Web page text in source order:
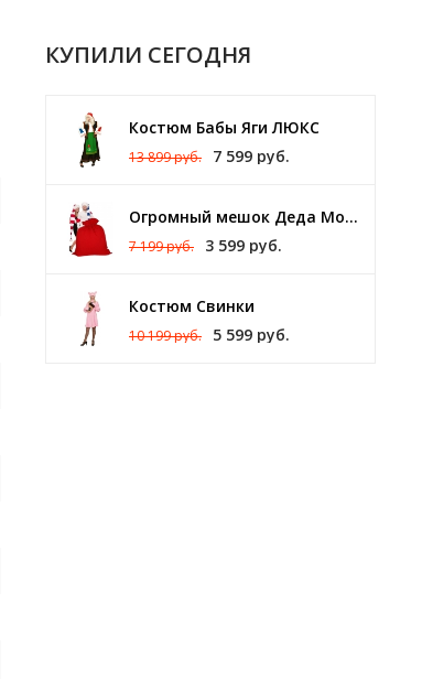
КУПИЛИ СЕГОДНЯ
Костюм Бабы Яги ЛЮКС
13 899 руб. 7 599 руб.
Огромный мешок Деда Мороза 140 х 150 см
7 199 руб. 3 599 руб.
Костюм Свинки
10 199 руб. 5 599 руб.